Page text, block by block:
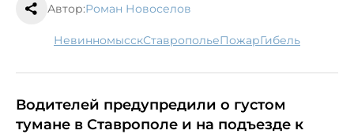
Автор:Роман Новоселов
Невинномысск Ставрополье пожар гибель
Водителей предупредили о густом
тумане в Ставрополе и на подъезде к